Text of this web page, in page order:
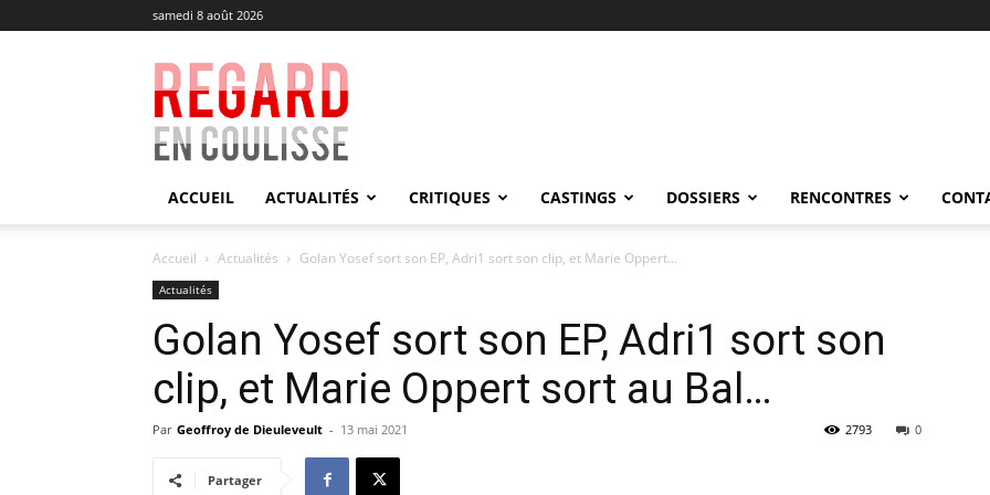
samedi 8 août 2026
Regard
en
Coulisse
ACCUEIL ACTUALITÉS CRITIQUES CASTINGS DOSSIERS RENCONTRES
Accueil Actualités Golan Yosef sort son EP, Adri1 sort son clip, et Marie Oppert...
Actualités
Golan Yosef sort son EP, Adri1 sort son
clip, et Marie Oppert sort au Bal…
Par Geoffroy de Dieuleveult - 13 mai 2021 0
2793
Partager